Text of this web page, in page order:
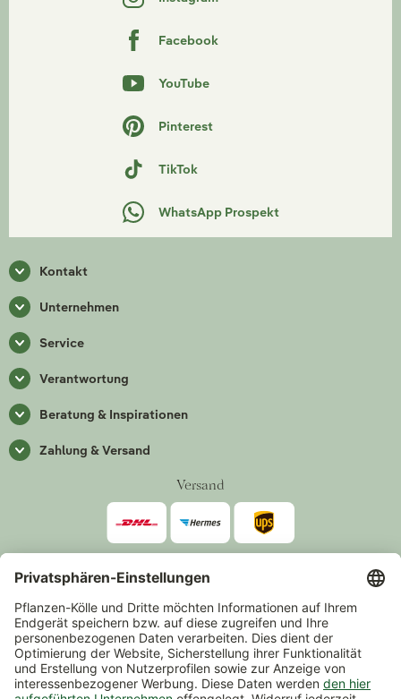
Facebook
YouTube
Pinterest
TikTok
WhatsApp Prospekt
Kontakt
Unternehmen
Service
Verantwortung
Beratung & Inspirationen
Zahlung & Versand
Versand
Zahlarten
*Alle Preise inkl. gesetzlicher Mehrwertsteuer zzgl.Versand
Mindestbestellwert 14,90 €, ausgenommen sind Gutscheine und